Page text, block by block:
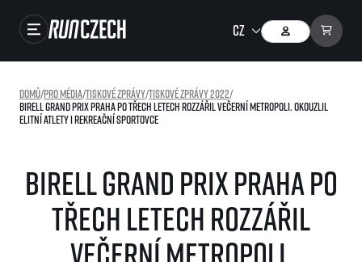
Výsledky
RunCzech Store
Running Mall
Běžecké série
Domů/Pro média/Tiskové zprávy/Tiskové zprávy 2022/
Birell Grand Prix Praha po třech letech rozzářil večerní metropoli. Okouzlil
elitní atlety i rekreační sportovce
Birell Grand Prix Praha po
třech letech rozzářil